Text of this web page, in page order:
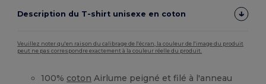
Description du T-shirt unisexe en coton
Veuillez noter qu'en raison du calibrage de l'écran, la couleur de l'image du produit
peut ne pas correspondre exactement à la couleur réelle du produit.
100% coton Airlume peigné et filé à l'anneau